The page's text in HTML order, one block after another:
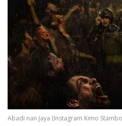
Abadi nan Jaya (Instagram Kimo